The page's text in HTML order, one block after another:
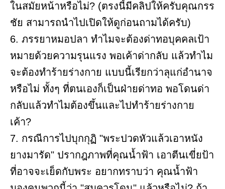
ในสมัยหน้าหรือไม่? (ตรงนี้มีคลิปให้ครับคุณกรร
ชัย สามารถนำไปเปิดให้ดูก่อนถามได้ครับ)
6. ภรรยาหมอปลา ทำไมจะต้องด่าทอบุคคลเป้า
หมายด้วยความรุนแรง พอเค้าด่ากลับ แล้วทำไม
จะต้องทำร้ายร่างกาย แบบนี้เรียกว่าลุแก่อำนาจ
หรือไม่ ทั้งๆ ที่ตนเองก็เป็นฝ่ายด่าทอ พอโดนด่า
กลับแล้วทำไมต้องขึ้นและไปทำร้ายร่างกาย
เค้า?
7. กรณีการไปบุกกุฏิ "พระปวดหัวแล้วเอาหนัง
ยางมารัด" ปรากฎภาพที่คุณน้ำฟ้า เอาตีนเขี่ยป้า
ที่อาจจะเย็ดกับพระ อยากทราบว่า คุณน้ำฟ้า